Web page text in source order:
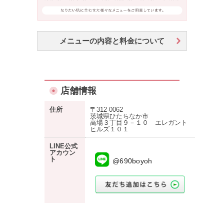
メニューの内容と料金について
店舗情報
住所
〒312-0062
茨城県ひたちなか市
高場３丁目９－１０ エレガント
ヒルズ１０１
LINE公式
アカウン
ト
@690boyoh